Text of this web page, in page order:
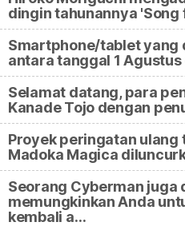
dingin tahunannya 'Song
Smartphone/tablet yang
antara tanggal 1
Selamat datang, para
Kanade Tojo dengan
Proyek peringatan ulang
Madoka Magica
Seorang Cyberman juga
memungkinkan Anda
kembali a…